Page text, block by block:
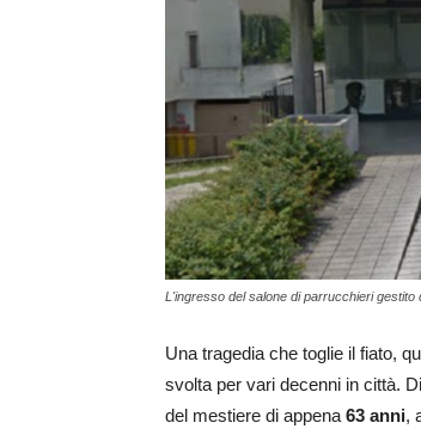
L'ingresso del salone di parrucchieri gestito
Una tragedia che toglie il fiato,
svolta per vari decenni in città.
del mestiere di appena 63 anni,